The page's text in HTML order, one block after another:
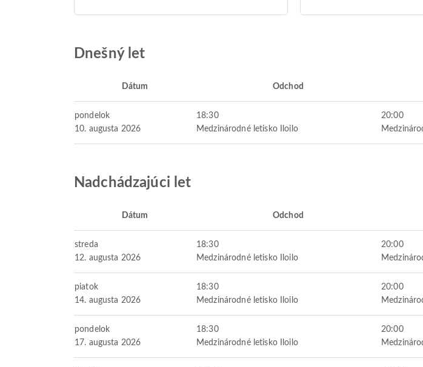
Dnešný let
Dátum Odchod
pondelok
10. augusta 2026
18:30
Medzinárodné letisko Iloilo
20:00
Nadchádzajúci let
Dátum Odchod
streda
12. augusta 2026
18:30
Medzinárodné letisko Iloilo
20:00
piatok
14. augusta 2026
18:30
Medzinárodné letisko Iloilo
20:00
pondelok
17. augusta 2026
18:30
Medzinárodné letisko Iloilo
20:00